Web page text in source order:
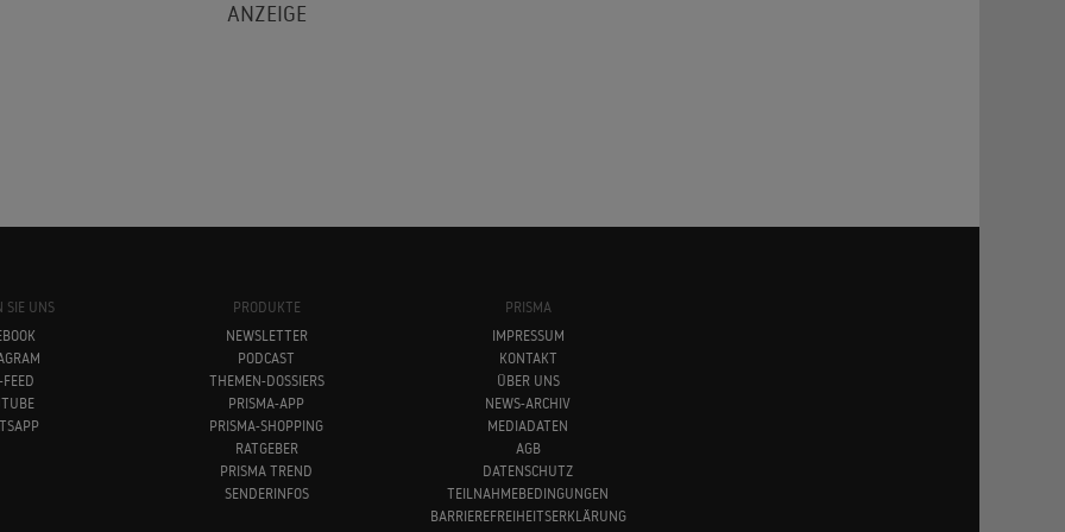
SIE UNS
FEED
PRODUKTE
NEWSLETTER
PODCAST
THEMEN-DOSSIERS
PRISMA-APP
PRISMA-SHOPPING
RATGEBER
PRISMA TREND
SENDERINFOS
PRISMA
IMPRESSUM
KONTAKT
ÜBER UNS
NEWS-ARCHIV
MEDIADATEN
AGB
DATENSCHUTZ
TEILNAHMEBEDINGUNGEN
BARRIEREFREIHEITSERKLÄRUNG